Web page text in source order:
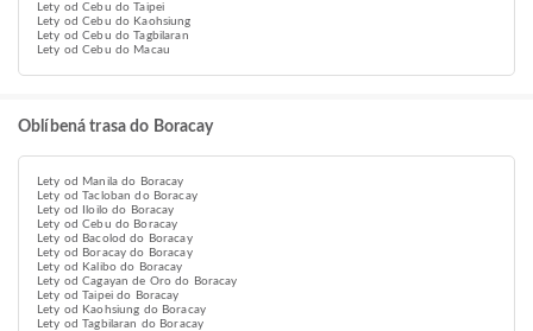
Lety od Cebu do Taipei
Lety od Cebu do Kaohsiung
Lety od Cebu do Tagbilaran
Lety od Cebu do Macau
Oblíbená trasa do Boracay
Lety od Manila do Boracay
Lety od Tacloban do Boracay
Lety od Iloilo do Boracay
Lety od Cebu do Boracay
Lety od Bacolod do Boracay
Lety od Boracay do Boracay
Lety od Kalibo do Boracay
Lety od Cagayan de Oro do Boracay
Lety od Taipei do Boracay
Lety od Kaohsiung do Boracay
Lety od Tagbilaran do Boracay